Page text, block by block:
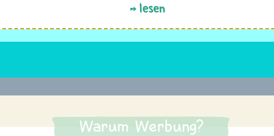
lesen
Warum Werbung?